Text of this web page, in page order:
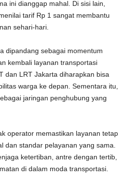
ini dianggap mahal. Di sisi lain,
tarif Rp 1 sangat membantu
sehari-hari.
dipandang sebagai momentum
kembali layanan transportasi
dan LRT Jakarta diharapkan bisa
warga ke depan. Sementara itu,
jaringan penghubung yang
operator memastikan layanan tetap
dan standar pelayanan yang sama.
ketertiban, antre dengan tertib,
di dalam moda transportasi.